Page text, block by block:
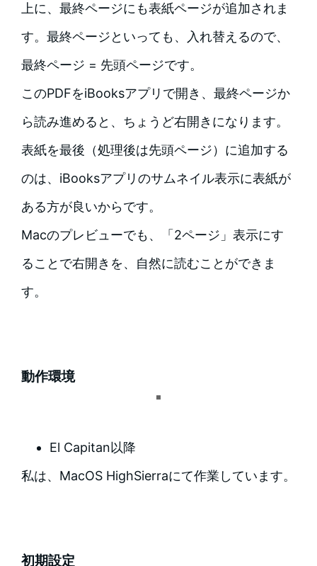
上に、最終ページにも表紙ページが追加されま
す。最終ページといっても、入れ替えるので、
最終ページ = 先頭ページです。
このPDFをiBooksアプリで開き、最終ページか
ら読み進めると、ちょうど右開きになります。
表紙を最後（処理後は先頭ページ）に追加する
のは、iBooksアプリのサムネイル表示に表紙が
ある方が良いからです。
Macのプレビューでも、「2ページ」表示にす
ることで右開きを、自然に読むことができま
す。
動作環境
El Capitan以降
私は、MacOS HighSierraにて作業しています。
初期設定